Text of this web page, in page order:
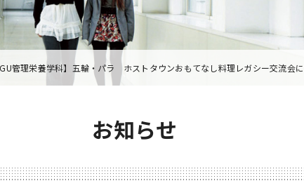
管理栄養学科】五輪・パラ ホストタウンおもてなし料理レガシー交流会
お知らせ